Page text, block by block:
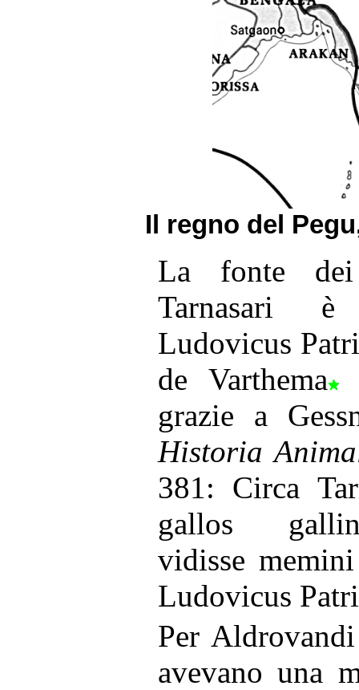
Il regno del
La fonte
Tarnasari è
Ludovicus
de Varthema
grazie a
Historia
381: Circa
gallos
vidisse
Ludovicus
Per
avevano una